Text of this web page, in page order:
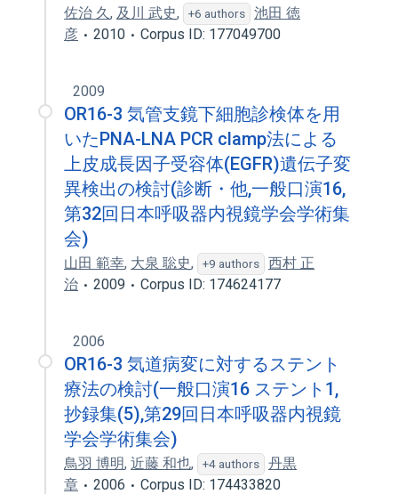
佐治 久, 及川 武史, +6 authors
池田 徳
彦
2010 Corpus ID: 177049700
2009
OR16-3 気管支鏡下細胞診検体を用
いたPNA-LNA PCR clamp法による
上皮成長因子受容体(EGFR)遺伝子変
異検出の検討(診断・他,一般口演16,
第32回日本呼吸器内視鏡学会学術集
会)
山田 範幸, 大泉 聡史, +9 authors
西村 正
治
2009 Corpus ID: 174624177
2006
OR16-3 気道病変に対するステント
療法の検討(一般口演16 ステント1,
抄録集(5),第29回日本呼吸器内視鏡
学会学術集会)
鳥羽 博明, 近藤 和也, +4 authors
丹黒
章
2006 Corpus ID: 174433820